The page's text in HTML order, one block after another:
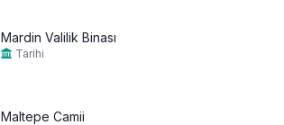
Mardin Valilik Binası
Tarihi
Maltepe Camii